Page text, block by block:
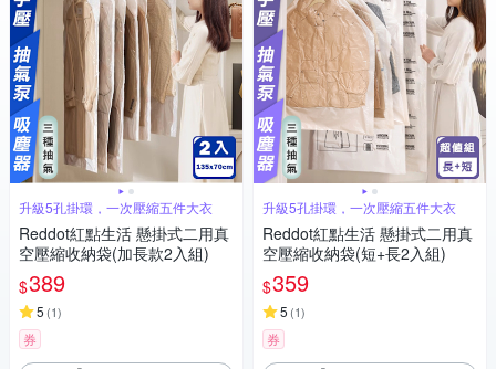
升級5孔掛環，一次壓縮五件大衣
Reddot紅點生活 懸掛式二用真
空壓縮收納袋(加長款2入組)
$389
5 (1)
券
升級5孔掛環，一次壓縮五件大衣
Reddot紅點生活 懸掛式二用真
空壓縮收納袋(短+長2入組)
$359
5 (1)
券